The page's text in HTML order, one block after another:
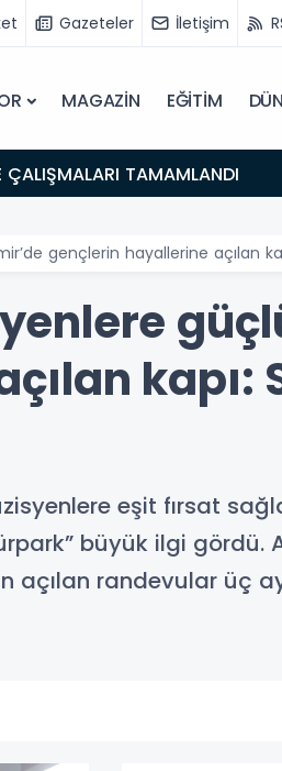
Gazeteler İletişim
MAGAZİN EĞİTİM
ÇALIŞMALARI TAMAMLANDI
gençlerin hayallerine açılan
kapı:
eşit fırsat
büyük ilgi gördü.
açılan randevular üç